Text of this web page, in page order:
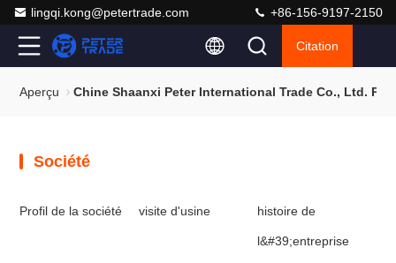
lingqi.kong@petertrade.com +86-156-9197-2150
Citation
Aperçu Chine Shaanxi Peter International Trade Co., Ltd.
Société
Profil de la société visite d'usine histoire de
l&#39;entreprise